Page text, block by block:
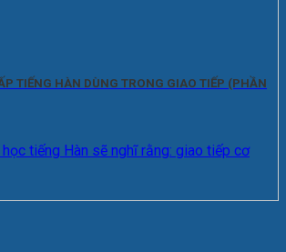
TIẾNG HÀN DÙNG TRONG GIAO TIẾP (PHẦN
tiếng Hàn sẽ nghĩ rằng: giao tiếp cơ